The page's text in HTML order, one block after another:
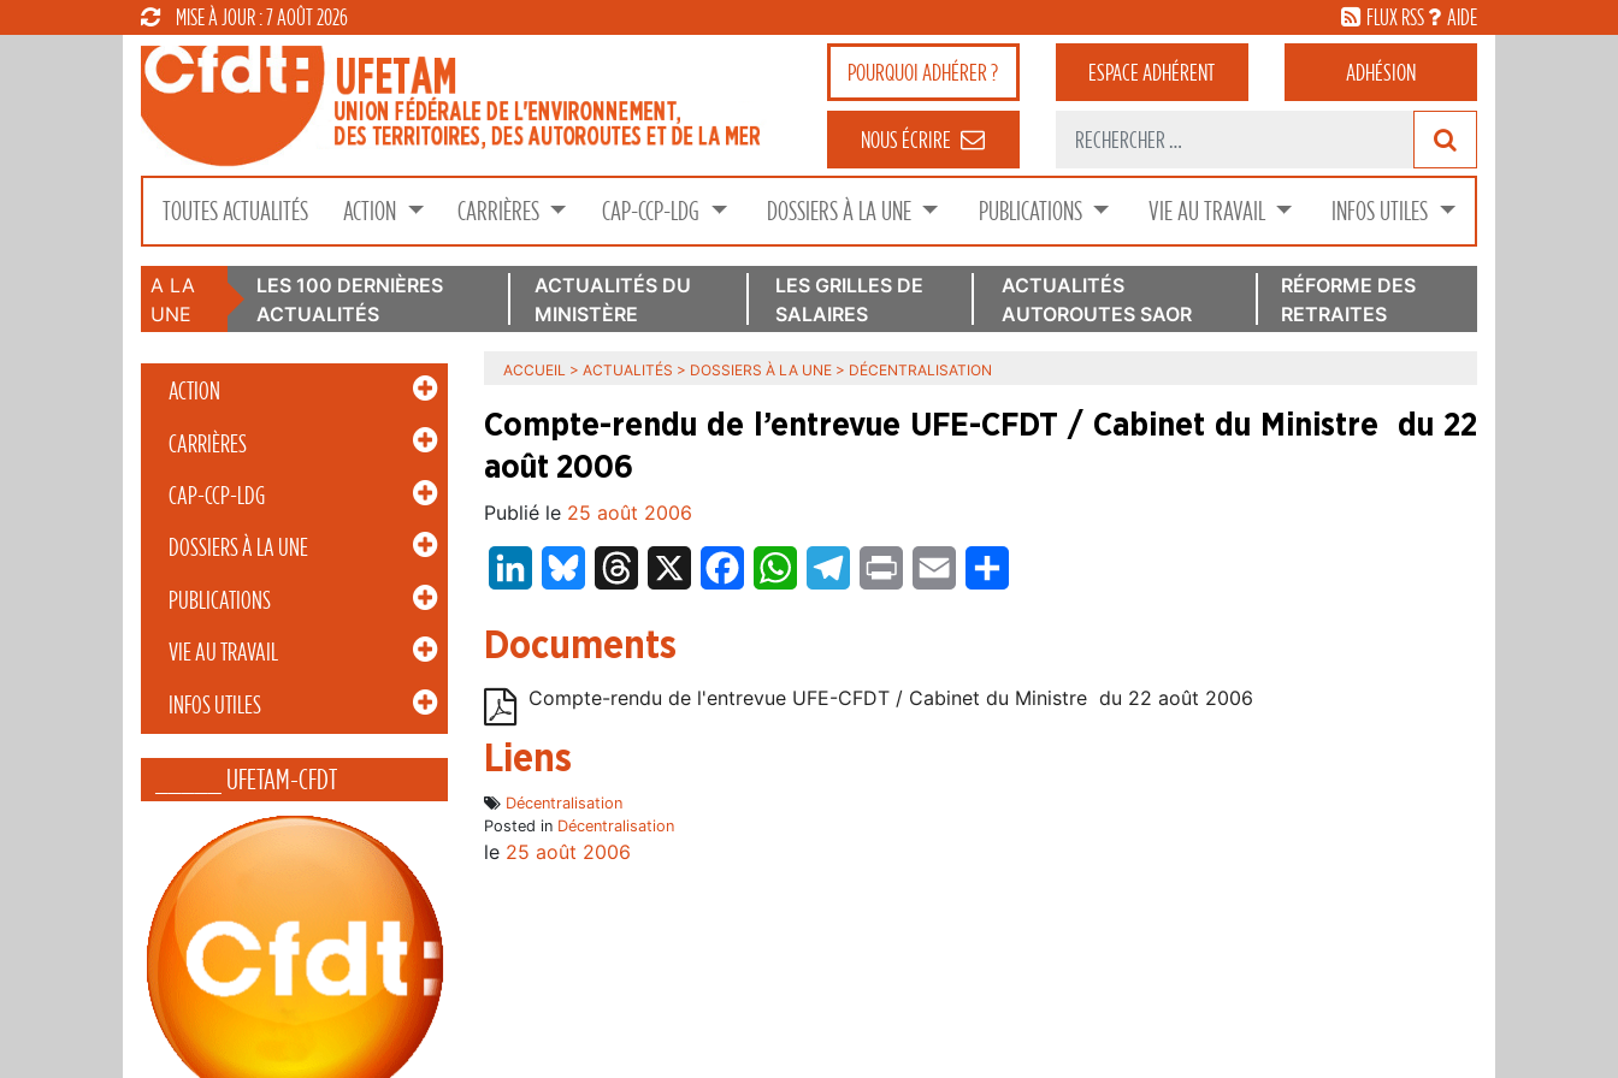
MISE À JOUR : 7 AOÛT 2026 FLUX RSS AIDE
POURQUOIADHÉRER ? ESPACEADHÉRENT ADHÉSION
NOUS ÉCRIRE
TOUTES ACTUALITÉS ACTION CARRIÈRES CAP-CCP-LDG DOSSIERS À LA UNE PUBLICATIONS VIE AU TRAVAIL INFOS UTILES
A LA
UNE
LES 100 DERNIÈRES
ACTUALITÉS
ACTUALITÉS DU
MINISTÈRE
LES GRILLES DE
SALAIRES
ACTUALITÉS
AUTOROUTES SAOR
RÉFORME DES
RETRAITES
ACTION
CARRIÈRES
CAP-CCP-LDG
DOSSIERS À LA UNE
PUBLICATIONS
VIE AU TRAVAIL
INFOS UTILES
_____ UFETAM-CFDT
ACCUEIL > ACTUALITÉS > DOSSIERS À LA UNE > DÉCENTRALISATION
Compte-rendu de l’entrevue UFE-CFDT / Cabinet du Ministre du 22
août 2006
Publié le 25 août 2006
LinkedInBluesky Threads FacebookWhatsAppTelegram
Print Email
Documents
Compte-rendu de l'entrevue UFE-CFDT / Cabinet du Ministre du 22 août 2006
Liens
Décentralisation
Posted in Décentralisation
le 25 août 2006